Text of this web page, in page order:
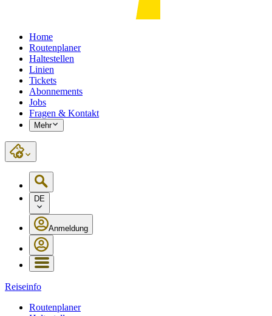
Home
Routenplaner
Haltestellen
Linien
Tickets
Abonnements
Jobs
Fragen & Kontakt
Mehr
DE
Anmeldung
Reiseinfo
Routenplaner